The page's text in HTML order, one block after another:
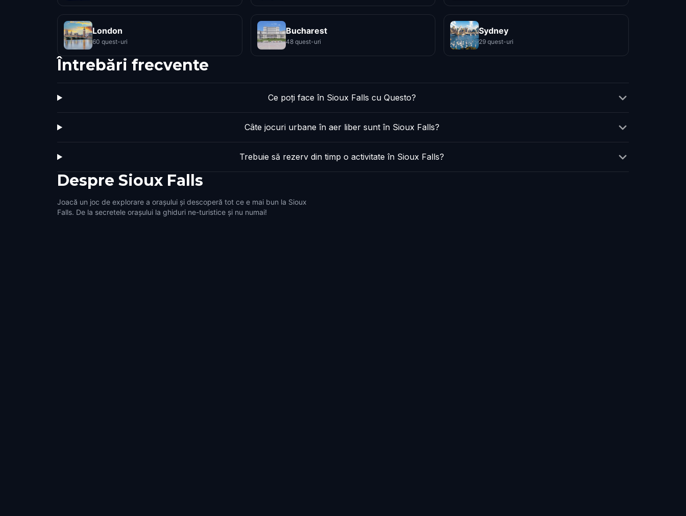
London
60 quest-uri
Bucharest
48 quest-uri
Sydney
29 quest-uri
Întrebări frecvente
Ce poți face în Sioux Falls cu Questo?
Câte jocuri urbane în aer liber sunt în Sioux Falls?
Trebuie să rezerv din timp o activitate în Sioux Falls?
Despre Sioux Falls
Joacă un joc de explorare a orașului și descoperă tot ce e mai bun la Sioux
Falls. De la secretele orașului la ghiduri ne-turistice și nu numai!